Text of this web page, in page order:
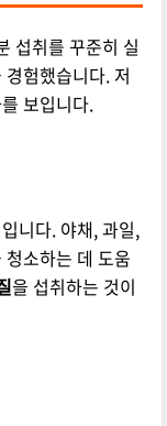
섭취를 꾸준히 실
험했습니다. 저
보입니다.
니다. 야채, 과일,
소하는 데 도움
을 섭취하는 것이